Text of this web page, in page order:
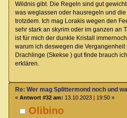
Wildnis gibt. Die Regeln sind gut
was weglassen oder hausregeln und
trotzdem. Ich mag Lorakis wegen den
sehr stark an skyrim oder im ganzen an
ist für mich der dunkle Kristall
warum ich deswegen die Vergangenheit
Drachlinge (Skekse ) gut finde brauch
erklären.
Olibino
Re: Wer mag Splittermond noch und
« Antwort #32 am: 13.10.2023 | 19:50 »